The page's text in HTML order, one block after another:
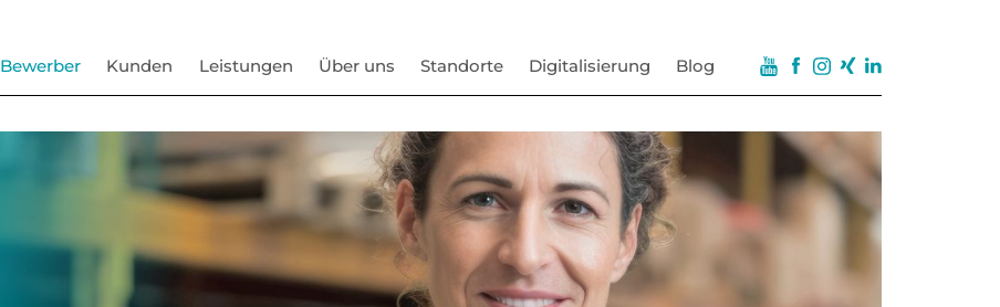
Bewerber Kunden Leistungen Über uns Standorte Digitalisierung Blog